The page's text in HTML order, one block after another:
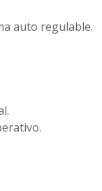
auto regulable.